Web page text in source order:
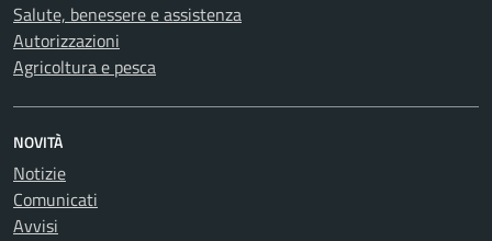
Salute, benessere e assistenza
Autorizzazioni
Agricoltura e pesca
NOVITÀ
Notizie
Comunicati
Avvisi